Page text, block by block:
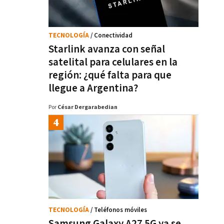
Starlink avanza con señal
satelital para celulares en la
región: ¿qué falta para que
llegue a Argentina?
TECNOLOGÍA/ Conectividad
Por César Dergarabedian
TECNOLOGÍA/ Teléfonos móviles